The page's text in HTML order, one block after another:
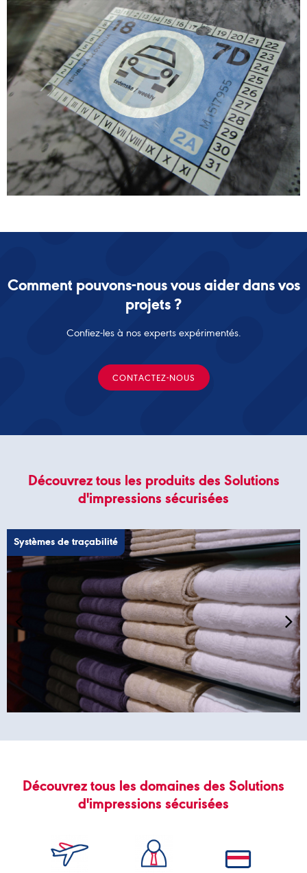
Comment pouvons-nous vous aider dans vos
projets ?
Confiez-les à nos experts expérimentés.
CONTACTEZ-NOUS
Découvrez tous les produits des Solutions
d'impressions sécurisées
Systèmes de traçabilité
Découvrez tous les domaines des Solutions
d'impressions sécurisées